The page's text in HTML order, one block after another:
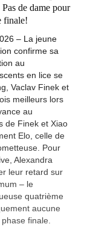
de dame pour
finale!
– La jeune
confirme sa
au
en lice se
Vaclav Finek et
meilleurs lors
au
de Finek et Xiao
Elo, celle de
Pour
Alexandra
leur retard sur
– le
quatrième
aucune
finale.